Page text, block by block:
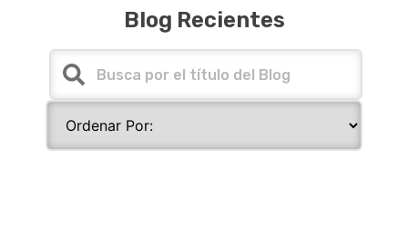
Blog Recientes